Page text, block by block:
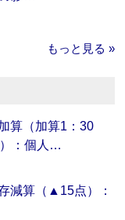
もっと見る »
算（加算1：30
：個人…
減算（▲15点）：